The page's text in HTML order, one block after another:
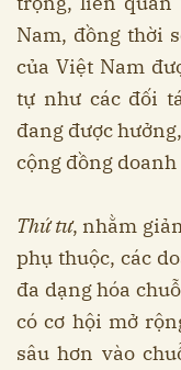
Nam, đồng thời
của Việt Nam
tự như các đối
đang được
cộng đồng
Thứ tư, nhằm
phụ thuộc, các
đa dạng hóa
có cơ hội mở
sâu hơn vào